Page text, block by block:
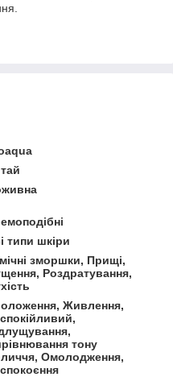
типи шкіри
зморшки, Прищі,
Роздратування,
Живлення,
тону
Омолодження,